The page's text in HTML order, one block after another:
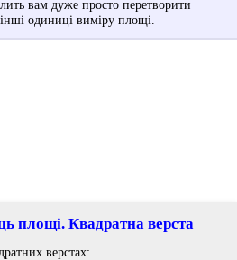
вам дуже просто перетворити
одиниці виміру площі.
площі. Квадратна верста
верстах: